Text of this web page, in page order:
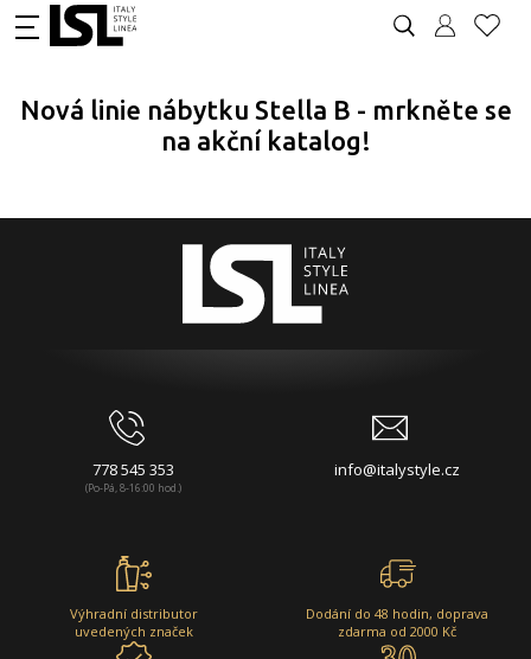
Nová linie nábytku Stella B - mrkněte se
na akční katalog!
778 545 353
(Po-Pá, 8-16:00 hod.)
info@italystyle.cz
Výhradní distributor
uvedených značek
Dodání do 48 hodin, doprava
zdarma od 2000 Kč